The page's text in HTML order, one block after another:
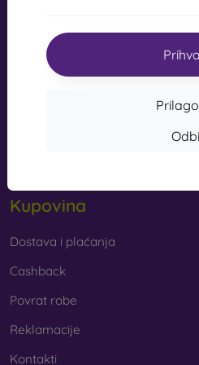
dodatak. Uglavnom su
mogu pružiti kvalitetnu
markama su Karl
Od kojih se materijala izrađuju
Maskice za telefon izrađuju se
Guma i silikon
udarce i fleksibilnošću,
Plastika
popularne. Čvršće su od
dobre učinke ublažavanja
Koža
Pišite nam
Kupovina
Dostava i plaćanja
Cashback
Povrat robe
Reklamacije
Kontakti